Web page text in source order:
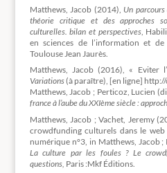
Matthews, Jacob (2014), Un
théorie critique et des approches
culturelles. bilan et perspectives,
en sciences de l’information et
Toulouse Jean Jaurès.
Matthews, Jacob (2016), « Eviter
Variations(à paraître), [en ligne]
Matthews, Jacob ; Perticoz, Lucien
france à l’aube du XXIèmesiècle :
Matthews, Jacob ; Vachet, Jeremy
crowdfunding culturels dans le
numérique n°3, in Matthews, Jacob ;
La culture par les foules ? Le
questions, Paris :Mkf Éditions.